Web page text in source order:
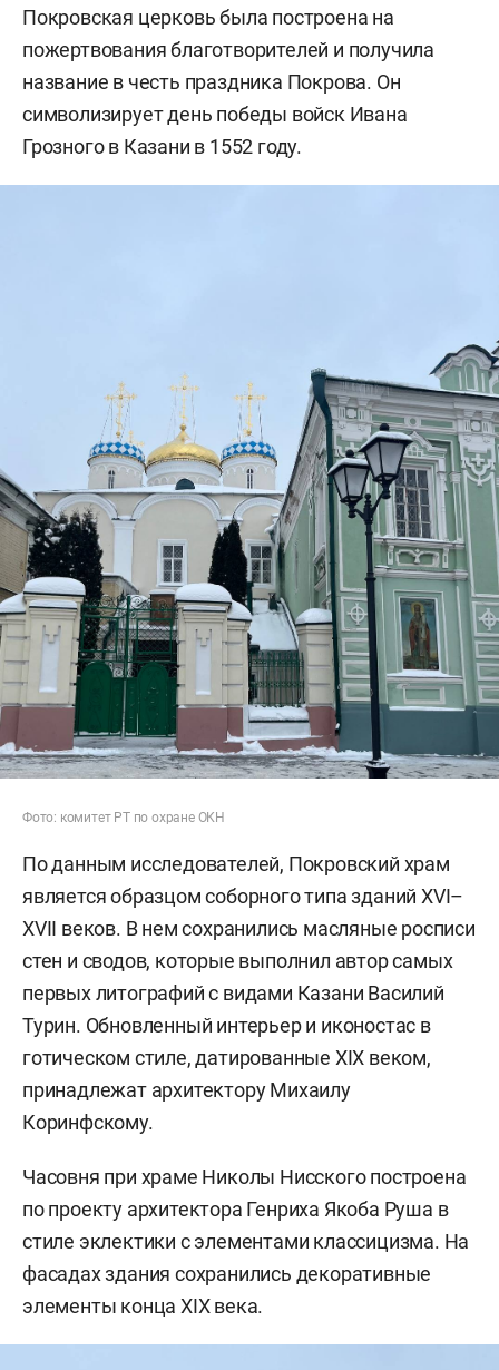
Покровская церковь была построена на
пожертвования благотворителей и получила
название в честь праздника Покрова. Он
символизирует день победы войск Ивана
Грозного в Казани в 1552 году.
Фото: комитет РТ по охране ОКН
По данным исследователей, Покровский храм
является образцом соборного типа зданий XVI–
XVII веков. В нем сохранились масляные росписи
стен и сводов, которые выполнил автор самых
первых литографий с видами Казани Василий
Турин. Обновленный интерьер и иконостас в
готическом стиле, датированные XIX веком,
принадлежат архитектору Михаилу
Коринфскому.
Часовня при храме Николы Нисского построена
по проекту архитектора Генриха Якоба Руша в
стиле эклектики с элементами классицизма. На
фасадах здания сохранились декоративные
элементы конца XIX века.